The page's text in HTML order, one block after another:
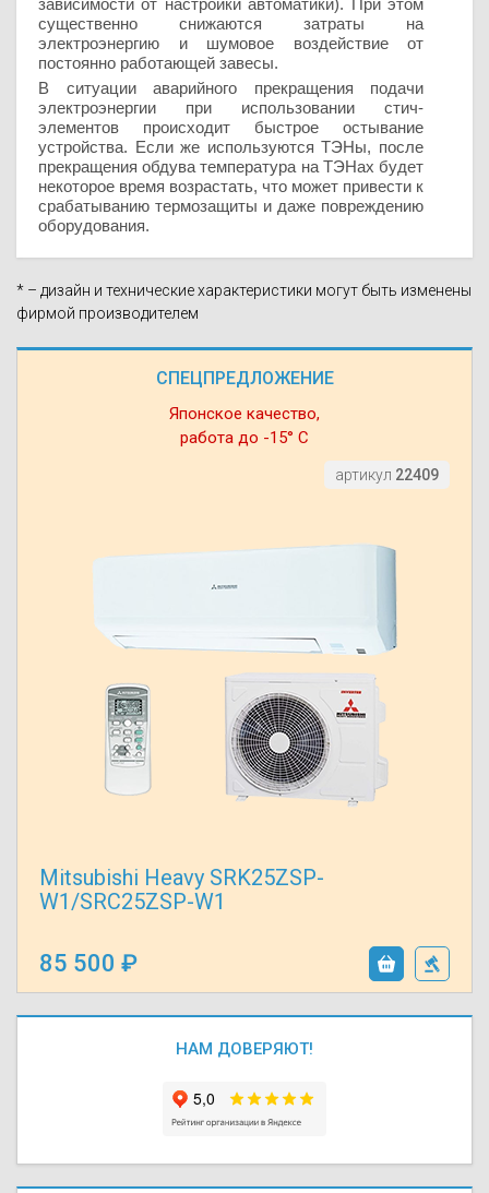
СПЕЦПРЕДЛОЖЕНИЕ
Японское качество,
работа до -15° С
артикул 22409
Mitsubishi Heavy SRK25ZSP-
W1/SRC25ZSP-W1
85 500
НАМ ДОВЕРЯЮТ!
зависимости от настройки автоматики). При этом
существенно снижаются затраты на
электроэнергию и шумовое воздействие от
постоянно работающей завесы.
В ситуации аварийного прекращения подачи
электроэнергии при использовании стич-
элементов происходит быстрое остывание
устройства. Если же используются ТЭНы, после
прекращения обдува температура на ТЭНах будет
некоторое время возрастать, что может привести к
срабатыванию термозащиты и даже повреждению
оборудования.
* – дизайн и технические характеристики могут быть изменены
фирмой производителем